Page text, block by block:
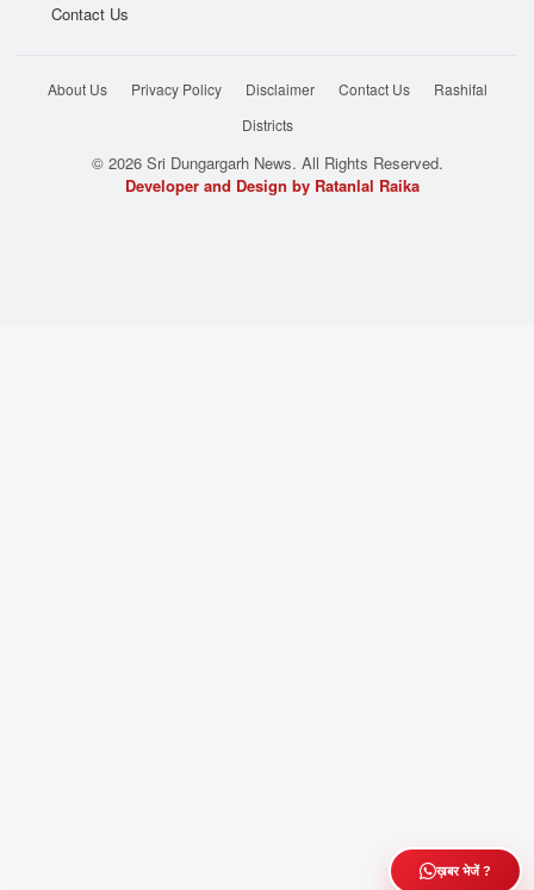
Contact Us
About Us Privacy Policy Disclaimer Contact Us
Rashifal
Districts
© 2026 Sri Dungargarh News. All Rights Reserved.
Developer and Design by Ratanlal Raika
ख़बर भेजें ?